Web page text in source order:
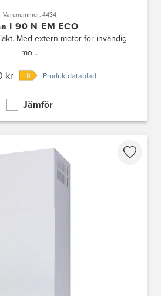
Varunummer: 4434
I 90 N EM ECO
Med extern motor för invändig
mo...
kr Produktdatablad
Jämför